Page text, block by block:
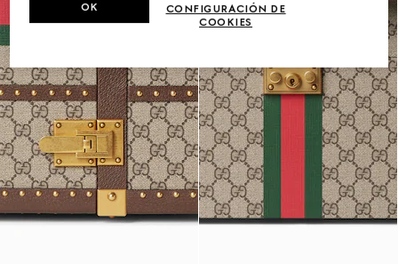
CONFIGURACIÓN DE
COOKIES
OK